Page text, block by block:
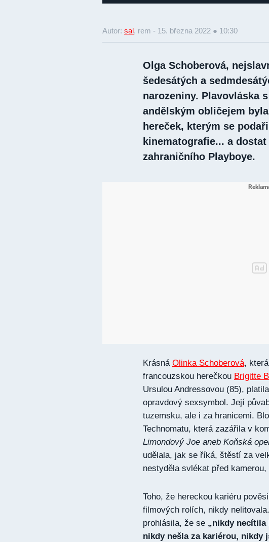
Autor: sal, rem - 15. března 2022 ● 10:30
Olga Schoberová,
šedesátých a
narozeniny. Plavovláska
andělským obličejem
hereček, kterým se
kinematografie... a
zahraničního Playboye.
Krásná Olinka Schoberová,
francouzskou herečkou Brigitte
Ursulou Andressovou (85),
opravdový sexsymbol. Její
tuzemsku, ale i za hranicemi.
Technomatu, která zazářila v
Limondový Joe aneb Koňská
udělala, jak se říká, štěstí za
nestyděla svlékat před
Toho, že hereckou kariéru
filmových rolích, nikdy
prohlásila, že se „nikdy necítila
nikdy nešla za kariérou, nikdy